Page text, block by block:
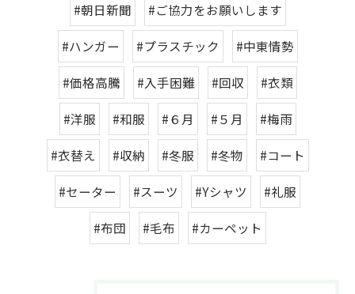
#朝日新聞 #ご協力をお願いします
#ハンガー #プラスチック #中東情勢
#価格高騰 #入手困難 #回収 #衣類
#洋服 #和服 #６月 #５月 #梅雨
#衣替え #収納 #冬服 #冬物 #コート
#セーター #スーツ #Yシャツ #礼服
#布団 #毛布 #カーペット